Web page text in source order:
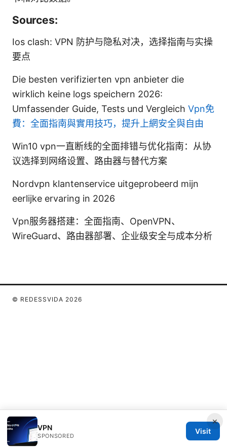
Sources:
Ios clash: VPN 防护与隐私对决，选择指南与实操
要点
Die besten verifizierten vpn anbieter die
wirklich keine logs speichern 2026:
Umfassender Guide, Tests und Vergleich Vpn免
費：全面指南與實用技巧，提升上網安全與自由
Win10 vpn一直断线的全面排错与优化指南：从协
议选择到网络设置、路由器与替代方案
Nordvpn klantenservice uitgeprobeerd mijn
eerlijke ervaring in 2026
Vpn服务器搭建：全面指南、OpenVPN、
WireGuard、路由器部署、企业级安全与成本分析
×
VPN
SPONSORED
Visit
© REDESSVIDA 2026